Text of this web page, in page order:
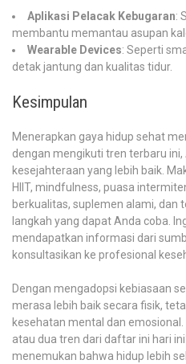
Aplikasi Pelacak Kebugaran:
membantu memantau asupan
Wearable Devices: Seperti
detak jantung dan kualitas tidur.
Kesimpulan
Menerapkan gaya hidup sehat
dengan mengikuti tren terbaru
kesejahteraan yang lebih baik.
HIIT, mindfulness, puasa
berkualitas, suplemen alami, dan
langkah yang dapat Anda coba.
mendapatkan informasi dari
konsultasikan ke profesional
Dengan mengadopsi kebiasaan
merasa lebih baik secara fisik,
kesehatan mental dan
atau dua tren dari daftar ini hari
menemukan bahwa hidup lebih